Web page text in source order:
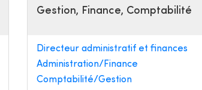
Gestion, Finance, Comptabilité
Directeur administratif et finances
Administration/Finance
Comptabilité/Gestion